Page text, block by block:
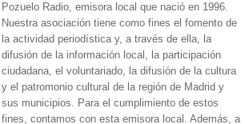
Pozuelo Radio, emisora local que nació en 1996.
Nuestra asociación tiene como fines el fomento de
la actividad periodística y, a través de ella, la
difusión de la información local, la participación
ciudadana, el voluntariado, la difusión de la cultura
y el patromonio cultural de la región de Madrid y
sus municipios. Para el cumplimiento de estos
fines, contamos con esta emisora local. Además, a